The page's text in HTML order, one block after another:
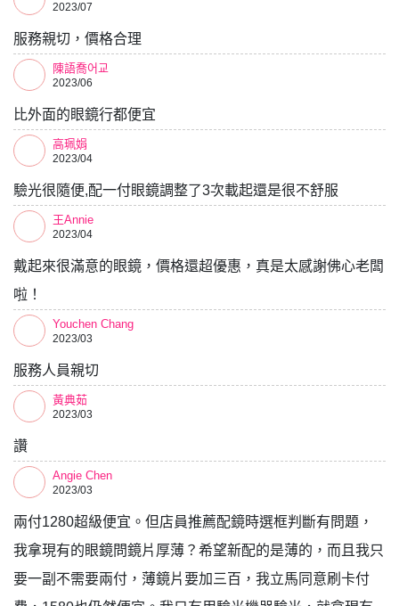
2023/07
服務親切，價格合理
陳語喬어교
2023/06
比外面的眼鏡行都便宜
高珮娟
2023/04
驗光很隨便,配一付眼鏡調整了3次載起還是很不舒服
王Annie
2023/04
戴起來很滿意的眼鏡，價格還超優惠，真是太感謝佛心老闆
啦！
Youchen Chang
2023/03
服務人員親切
黃典茹
2023/03
讚
Angie Chen
2023/03
兩付1280超級便宜。但店員推薦配鏡時選框判斷有問題，
我拿現有的眼鏡問鏡片厚薄？希望新配的是薄的，而且我只
要一副不需要兩付，薄鏡片要加三百，我立馬同意刷卡付